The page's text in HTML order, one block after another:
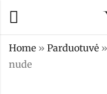
Home » Parduotuvė »
nude